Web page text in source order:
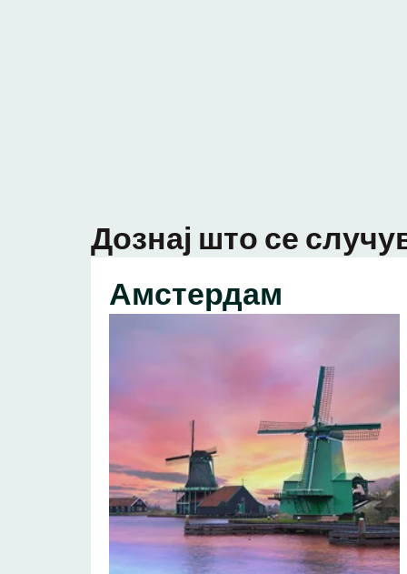
Дознај што се
Амстердам